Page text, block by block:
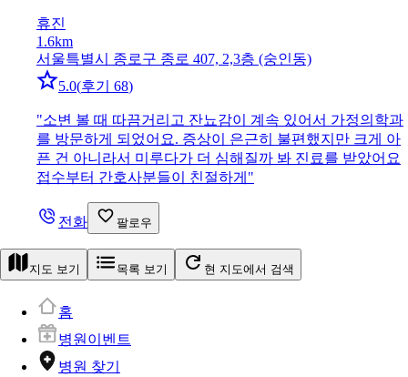
휴진
1.6km
서울특별시 종로구 종로 407, 2,3층 (숭인동)
5.0(후기 68)
"소변 볼 때 따끔거리고 잔뇨감이 계속 있어서 가정의학과
를 방문하게 되었어요. 증상이 은근히 불편했지만 크게 아
픈 건 아니라서 미루다가 더 심해질까 봐 진료를 받았어요
접수부터 간호사분들이 친절하게 "
전화 팔로우
지도 보기 목록 보기 현 지도에서 검색
홈
병원이벤트
병원 찾기